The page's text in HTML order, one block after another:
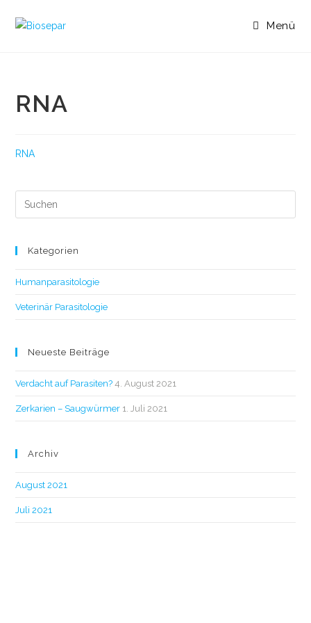
Menü
RNA
RNA
Kategorien
Humanparasitologie
Veterinär Parasitologie
Neueste Beiträge
Verdacht auf Parasiten? 4. August 2021
Zerkarien – Saugwürmer 1. Juli 2021
Archiv
August 2021
Juli 2021